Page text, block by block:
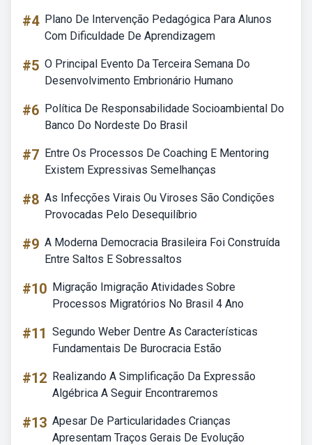
#4 Plano De Intervenção Pedagógica Para Alunos
Com Dificuldade De Aprendizagem
#5 O Principal Evento Da Terceira Semana Do
Desenvolvimento Embrionário Humano
#6 Política De Responsabilidade Socioambiental Do
Banco Do Nordeste Do Brasil
#7 Entre Os Processos De Coaching E Mentoring
Existem Expressivas Semelhanças
#8 As Infecções Virais Ou Viroses São Condições
Provocadas Pelo Desequilíbrio
#9 A Moderna Democracia Brasileira Foi Construída
Entre Saltos E Sobressaltos
#10 Migração Imigração Atividades Sobre
Processos Migratórios No Brasil 4 Ano
#11 Segundo Weber Dentre As Características
Fundamentais De Burocracia Estão
#12 Realizando A Simplificação Da Expressão
Algébrica A Seguir Encontraremos
#13 Apesar De Particularidades Crianças
Apresentam Traços Gerais De Evolução